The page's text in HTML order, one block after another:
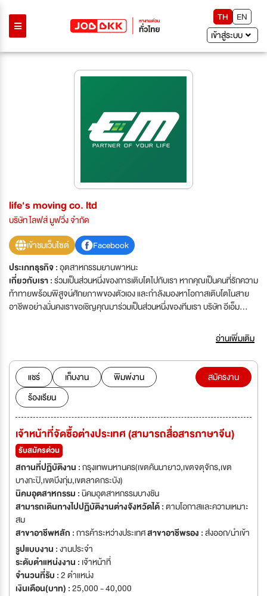
TH
EN
เข้าสู่ระบบ
life's moving co. ltd
บริษัท ไลฟส์ มูฟวิ่ง จำกัด
เข้าชมเว็บไซต์
Facebook
ประเภทธุรกิจ :อุตสาหกรรมยานพาหนะ
เกี่ยวกับเรา :ร่วมเป็นส่วนหนึ่งของการเติบโตไปกับเรา หากคุณเป็นคนที่รักความ
ท้าทายพร้อมพิสูจน์ศักยภาพของตัวเอง และกำลังมองหาโอกาสเติบโตในสาย
อาชีพอย่างมั่นคงเราขอเชิญคุณมาร่วมเป็นส่วนหนึ่งของทีมเรา บริษัท อีเอ็ม
จักรยานไฟฟ้า ของประเทศไทย กำลังมองหาบุคลากรคุณภาพ เพื่อร่วมกันขับ
บริษัท ขยายฐานลูกค้าเดิม พร้อมเพิ่มกลุ่มลูกค้าใหม่ ทั้งห้างสรรพสินค้า ร้านค้า
ในประเทศ และต่างประเทศ พัฒนาสินค้าให้ตอบโจทย์ความต้องการของลูกค้า
อย่างต่อเนื่อง เสริมสร้างและพัฒนาแบรนด์ให้แข็งแกร่งในระดับผู้นำตลาด
ควบคุมคุณภาพสินค้าและบริการหลังการขาย ให้ได้มาตรฐานและสร้างความพึง
พอใจสูงสุดแก่ลูกค้า บริษัทให้ความสำคัญกับ ความแตกต่าง คุณภาพ และ
เอกลักษณ์ของสินค้า ควบคู่ไปกับการพัฒนาทีมงานที่มีความสามารถและ
ประสิทธิภาพ ส่งผลให้บริษัทเติบโตอย่างต่อเนื่องตลอดหลายปีที่ผ่านมา ข้อมูล
เกี่ยวกับบริษัท ก่อตั้งธุรกิจตั้งแต่ปี พ.ศ. 2557 เติบโตเฉลี่ยมากกว่า 30% ต่อปี
มีการพัฒนาสินค้าออกสู่ตลาดอย่างสม่ำเสมอในทุกปี เป็นเจ้าของแบรนด์และ
ผู้นำเข้าแต่เพียงผู้เดียว มากกว่า 8 แบรนด์ มีเครือข่ายช่องทางจัดจำหน่าย
มากกว่า 500 แห่งทั่วประเทศ หากคุณกำลังมองหาสถานที่ทำงานที่เปิดโอกาสให้
คุณเติบโต และพร้อมเดินไปสู่ความสำเร็จร่วมกัน บริษัท อีเอ็ม มอเตอร์ จำกัด และ
บริษัท ไลฟ์ มูฟวิ่ง จำกัด ยินดีต้อนรับคุณ สวัสดิการ ทั่วไป – ประกันสังคม, ค่า
ล่วงเวลา, เบี้ยขยัน, หยุดพักผ่อนประจำปี, ชุดพนักงาน ประกันกลุ่มสุขภาพ/
อุบัติเหตุ, โบนัส ทุกปี ทำงาน จันทร์ – ศุกร์ 8.30 – 18.00 น. / หยุดเสาร์ –
อาทิตย์
อ่านเพิ่มเติม
แชร์ เก็บงาน
พิมพ์งาน
ร้องเรียน
สมัครงาน
เจ้าหน้าที่จัดซื้อต่างประเทศ (สามารถสื่อสารภาษาจีน)
รับสมัครด่วน
สถานที่ปฏิบัติงาน :กรุงเทพมหานคร(เขตคันนายาว,เขตจตุจักร,เขต
บางกะปิ,เขตบึงกุ่ม,เขตลาดกระบัง)
นิคมอุตสาหกรรม :นิคมอุตสาหกรรมบางชัน
สามารถเดินทางไปปฏิบัติงานต่างจังหวัดได้ :ตามโอกาสและความเหมาะ
สม
สาขาอาชีพหลัก :การค้าระหว่างประเทศสาขาอาชีพรอง :ส่งออก/นำเข้า
รูปแบบงาน :งานประจำ
ระดับตำแหน่งงาน : เจ้าหน้าที่
จำนวนที่รับ :2 ตำแหน่ง
เงินเดือน(บาท) :25,000 - 40,000